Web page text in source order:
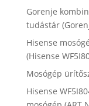
Gorenje
tudástár
Hisense
(Hisense
Mosógép
Hisense